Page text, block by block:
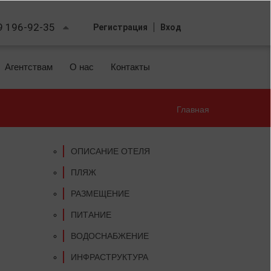
196-92-35 Регистрация Вход
Агентствам О нас Контакты
Главная
ОПИСАНИЕ ОТЕЛЯ
ПЛЯЖ
РАЗМЕЩЕНИЕ
ПИТАНИЕ
ВОДОСНАБЖЕНИЕ
ИНФРАСТРУКТУРА